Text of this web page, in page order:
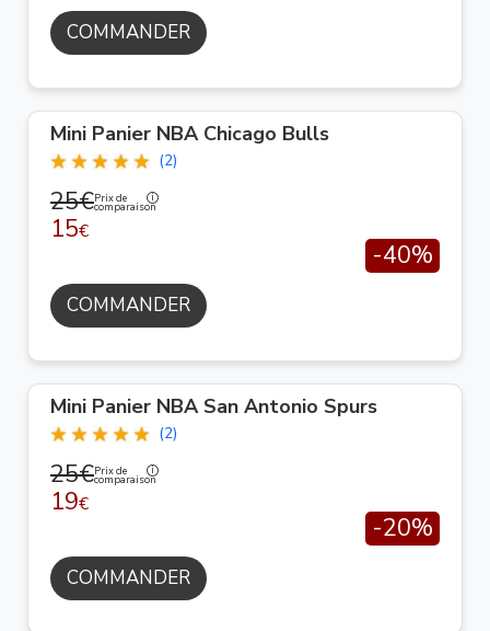
COMMANDER
Mini Panier NBA Chicago Bulls
(2)
25€Prix de
comparaison
15€
-40%
COMMANDER
Mini Panier NBA San Antonio Spurs
(2)
25€Prix de
comparaison
19€
-20%
COMMANDER